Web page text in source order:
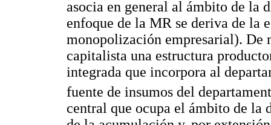
asocia en general al ámbito de la
enfoque de la MR se deriva de la
monopolización empresarial). De
capitalista una estructura
integrada que incorpora al
fuente de insumos del
central que ocupa el ámbito de la